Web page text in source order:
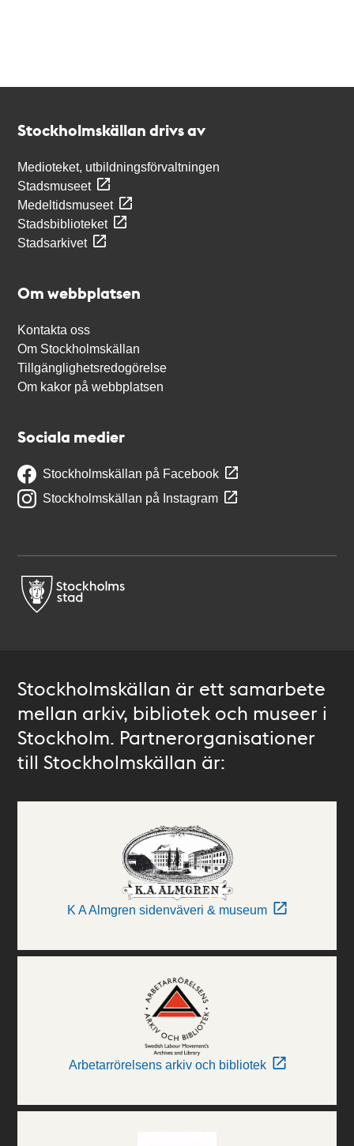
Stockholmskällan drivs av
Medioteket, utbildningsförvaltningen
Stadsmuseet
Medeltidsmuseet
Stadsbiblioteket
Stadsarkivet
Om webbplatsen
Kontakta oss
Om Stockholmskällan
Tillgänglighetsredogörelse
Om kakor på webbplatsen
Sociala medier
Stockholmskällan på Facebook
Stockholmskällan på Instagram
Stockholmskällan är ett samarbete
mellan arkiv, bibliotek och museer i
Stockholm. Partnerorganisationer
till Stockholmskällan är:
K A Almgren sidenväveri & museum
Arbetarrörelsens arkiv och bibliotek